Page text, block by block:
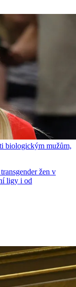
biologickým mužům,
žen v
ligy i od